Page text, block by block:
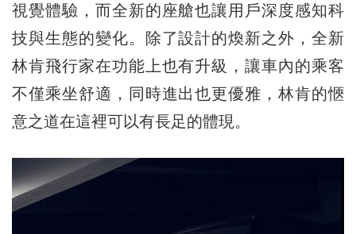
視覺體驗，而全新的座艙也讓用戶深度感知科
技與生態的變化。除了設計的煥新之外，全新
林肯飛行家在功能上也有升級，讓車內的乘客
不僅乘坐舒適，同時進出也更優雅，林肯的愜
意之道在這裡可以有長足的體現。